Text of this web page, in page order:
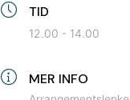
TID
12.00 - 14.00
MER INFO